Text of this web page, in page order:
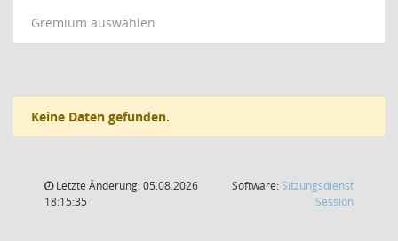
Gremium auswählen
Keine Daten gefunden.
Letzte Änderung: 05.08.2026
18:15:35
Software: Sitzungsdienst
Session(Wird in